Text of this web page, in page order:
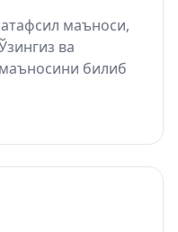
маъноси,
ва
билиб